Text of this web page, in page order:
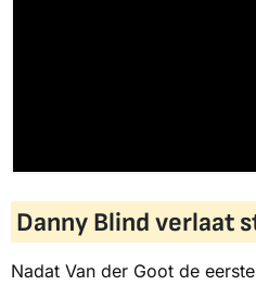
Danny Blind verlaat
Nadat Van der Goot de